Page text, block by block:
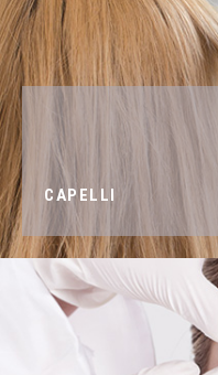
CAPELLI